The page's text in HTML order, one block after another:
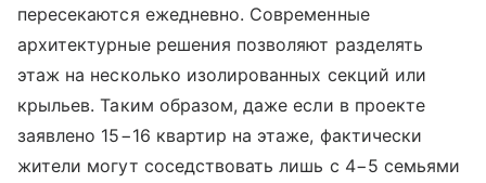
пересекаются ежедневно. Современные
архитектурные решения позволяют разделять
этаж на несколько изолированных секций или
крыльев. Таким образом, даже если в проекте
заявлено 15−16 квартир на этаже, фактически
жители могут соседствовать лишь с 4−5 семьями